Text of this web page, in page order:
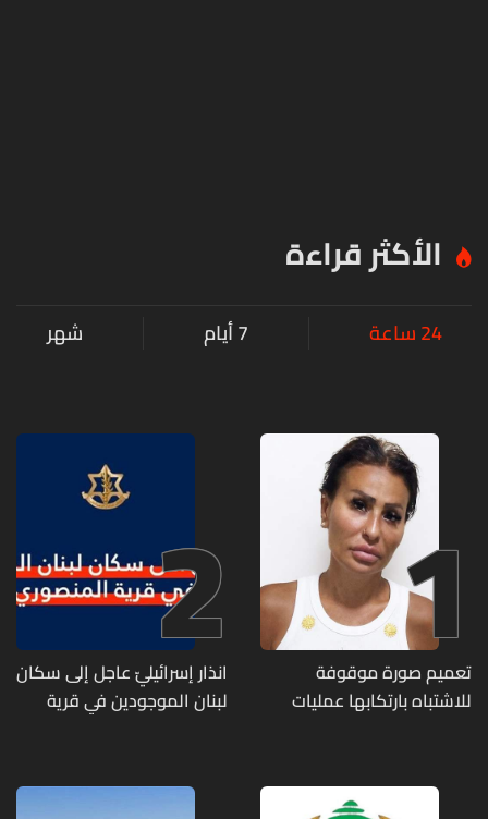
الأكثر قراءة
24 ساعة 7 أيام شهر
1
تعميم صورة موقوفة
للاشتباه بارتكابها عمليات
2
انذار إسرائيليّ عاجل إلى سكان
لبنان الموجودين في قرية